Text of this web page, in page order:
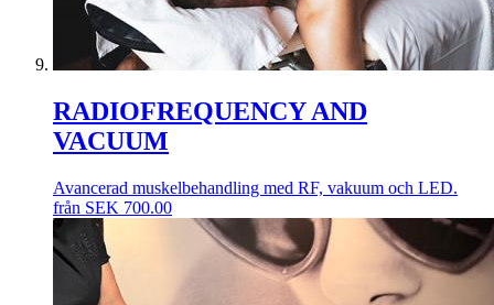
RADIOFREQUENCY AND
VACUUM
Avancerad muskelbehandling med RF, vakuum och LED.
från SEK 700.00